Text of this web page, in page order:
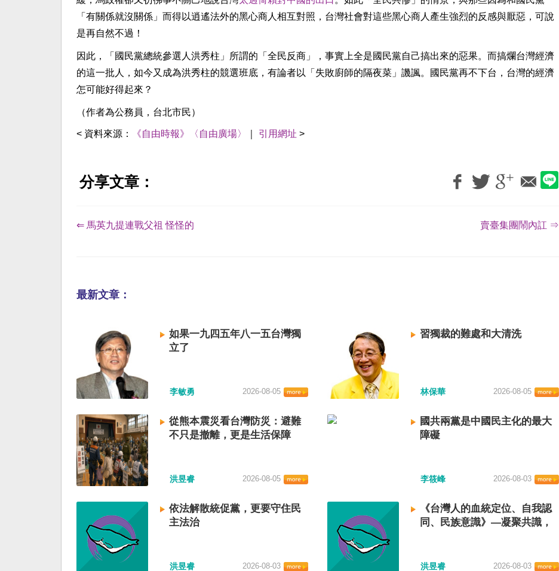
「有關係就沒關係」而得以逍遙法外的黑心商人相互對照，台灣社會對這些黑心商人產生強烈的反感與厭惡，可說
是再自然不過！
因此，「國民黨總統參選人洪秀柱」所謂的「全民反商」，事實上全是國民黨自己搞出來的惡果。而搞爛台灣經濟
的這一批人，如今又成為洪秀柱的競選班底，有論者以「失敗廚師的隔夜菜」譏諷。國民黨再不下台，台灣的經濟
怎可能好得起來？
（作者為公務員，台北市民）
< 資料來源： 《自由時報》〈自由廣場〉 引用網址 >
分享文章：
⇐ 馬英九提連戰父祖 怪怪的 賣臺集團鬧內訌 ⇒
最新文章：
如果一九四五年八一五台灣獨
立了
李敏勇 2026-08-05
習獨裁的難處和大清洗
林保華 2026-08-05
從熊本震災看台灣防災：避難
不只是撤離，更是生活保障
洪昱睿 2026-08-05
國共兩黨是中國民主化的最大
障礙
李筱峰 2026-08-03
依法解散統促黨，更要守住民
主法治
洪昱睿 2026-08-03
《台灣人的血統定位、自我認
同、民族意識》—凝聚共識，
洪昱睿 2026-08-03